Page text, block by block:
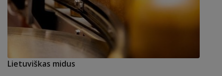
Lietuviškas midus